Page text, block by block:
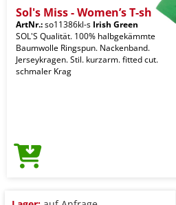
Sol's Miss - Women’s T-sh
ArtNr.:so11386kl-s Irish Green
SOL'S Qualität. 100% halbgekämmte
Baumwolle Ringspun. Nackenband.
Jerseykragen. Stil. kurzarm. fitted cut.
schmaler Krag